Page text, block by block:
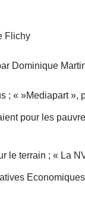
Flichy
Dominique
; « »Mediapart »,
pour les
le terrain ; « La